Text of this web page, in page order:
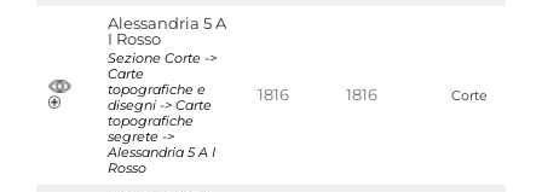
Alessandria 5 A
I Rosso
Sezione Corte ->
Carte
topografiche e
disegni -> Carte
topografiche
segrete ->
Alessandria 5 A I
Rosso
1816 1816 Corte